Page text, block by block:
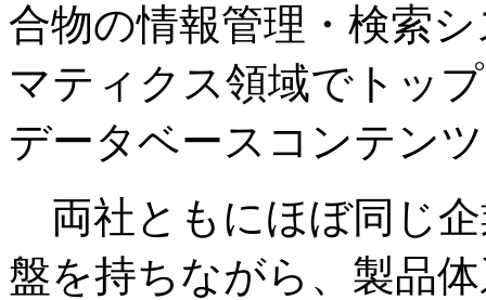
合物の情報管理・検索
マティクス領域でトッ
データベースコンテン
両社ともにほぼ同じ
盤を持ちながら、製品